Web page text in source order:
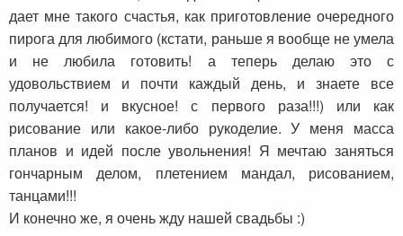
дает мне такого счастья, как приготовление очередного
пирога для любимого (кстати, раньше я вообще не умела
и не любила готовить! а теперь делаю это с
удовольствием и почти каждый день, и знаете все
получается! и вкусное! с первого раза!!!) или как
рисование или какое-либо рукоделие. У меня масса
планов и идей после увольнения! Я мечтаю заняться
гончарным делом, плетением мандал, рисованием,
танцами!!!
И конечно же, я очень жду нашей свадьбы :)